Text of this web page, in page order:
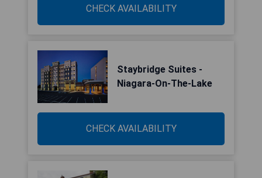
CHECK AVAILABILITY
Staybridge Suites -
Niagara-On-The-Lake
CHECK AVAILABILITY